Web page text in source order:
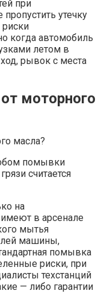
при
утечку
риски
когда автомобиль
летом в
рывок с места
моторного
помывки
считается
на
в арсенале
мытья
машины,
помывка
риски, при
техстанций
— либо гарантии